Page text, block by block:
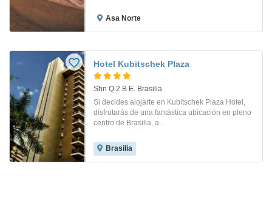
Asa Norte
Hotel Kubitschek Plaza
Shn Q 2 B E. Brasilia
Si decides alojarte en Kubitschek Plaza Hotel,
disfrutarás de una fantástica ubicación en pleno
centro de Brasilia, a...
Brasilia